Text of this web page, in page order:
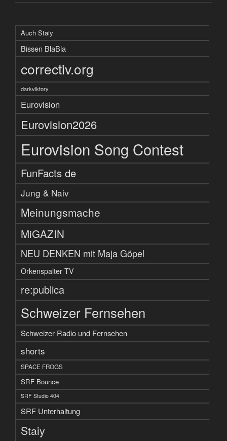
Auch Staiy
Bissen BlaBla
correctiv.org
darkviktory
Eurovision
Eurovision2026
Eurovision Song Contest
FunFacts de
Jung & Naiv
Meinungsmache
MiGAZIN
NEU DENKEN mit Maja Göpel
Orkenspalter TV
re:publica
Schweizer Fernsehen
Schweizer Radio und Fernsehen
shorts
SPACE FROGS
SRF Bounce
SRF Studio 404
SRF Unterhaltung
Staiy